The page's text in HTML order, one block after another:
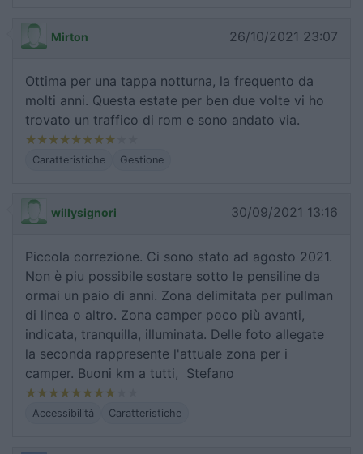
Mirton 26/10/2021 23:07
Ottima per una tappa notturna, la frequento da
molti anni. Questa estate per ben due volte vi ho
trovato un traffico di rom e sono andato via.
Caratteristiche Gestione
willysignori 30/09/2021 13:16
Piccola correzione. Ci sono stato ad agosto 2021.
Non è piu possibile sostare sotto le pensiline da
ormai un paio di anni. Zona delimitata per pullman
di linea o altro. Zona camper poco più avanti,
indicata, tranquilla, illuminata. Delle foto allegate
la seconda rappresente l'attuale zona per i
camper. Buoni km a tutti, Stefano
Accessibilità Caratteristiche